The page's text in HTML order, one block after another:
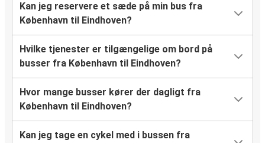
Kan jeg reservere et sæde på min bus fra
København til Eindhoven?
Hvilke tjenester er tilgængelige om bord på
busser fra København til Eindhoven?
Hvor mange busser kører der dagligt fra
København til Eindhoven?
Kan jeg tage en cykel med i bussen fra